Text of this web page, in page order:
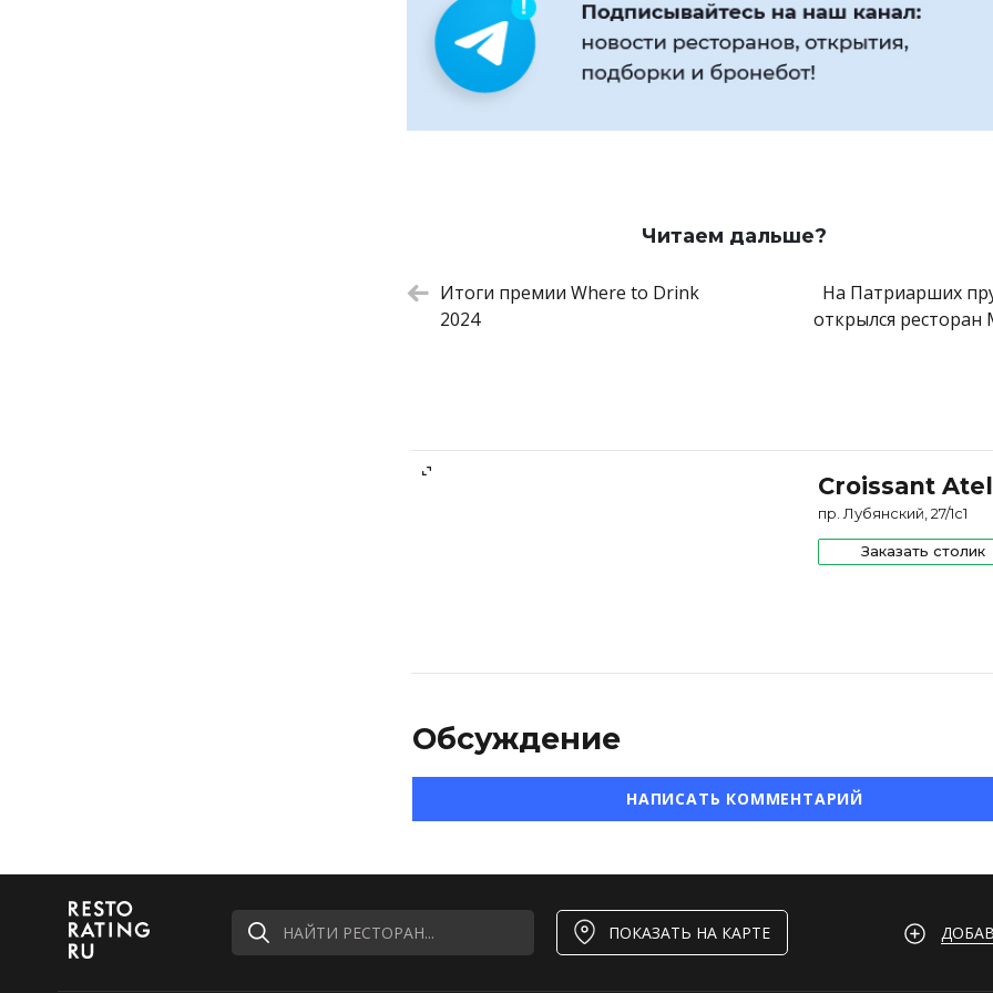
Круассан «Цезарь»
Круассан «Хот-дог»
Круассан «Тонатто-вителло»
Круассан «Карамелла»
Читаем дальше?
Итоги премии Where to Drink
2024
На Патриарших
открылся ресторан
Croissant
пр. Лубянский, 27/1с1
Заказать столик
Обсуждение
НАПИСАТЬ КОММЕНТАРИЙ
НАЙТИ РЕСТОРАН... ПОКАЗАТЬ НА КАРТЕ